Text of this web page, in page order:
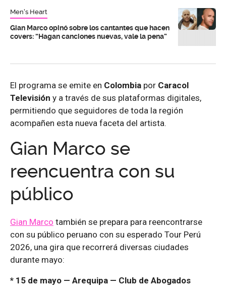
Men's Heart
Gian Marco opinó sobre los cantantes que hacen
covers: “Hagan canciones nuevas, vale la pena”
El programa se emite en Colombia por Caracol
Televisión y a través de sus plataformas digitales,
permitiendo que seguidores de toda la región
acompañen esta nueva faceta del artista.
Gian Marco se
reencuentra con su
público
Gian Marco también se prepara para reencontrarse
con su público peruano con su esperado Tour Perú
2026, una gira que recorrerá diversas ciudades
durante mayo:
* 15 de mayo — Arequipa — Club de Abogados